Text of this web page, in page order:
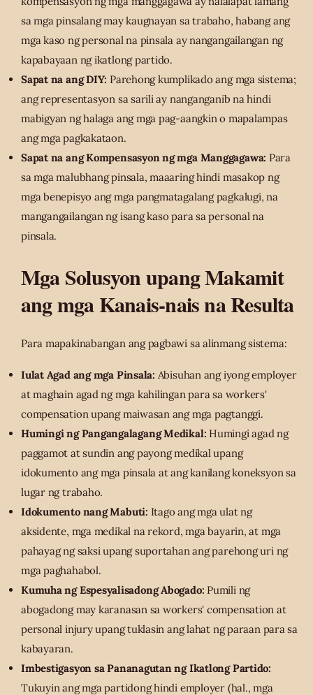
sa mga pinsalang may kaugnayan sa trabaho, habang ang
mga kaso ng personal na pinsala ay nangangailangan ng
kapabayaan ng ikatlong partido.
Sapat na ang DIY: Parehong kumplikado ang mga sistema;
ang representasyon sa sarili ay nanganganib na hindi
mabigyan ng halaga ang mga pag-aangkin o mapalampas
ang mga pagkakataon.
Sapat na ang Kompensasyon ng mga Manggagawa: Para
sa mga malubhang pinsala, maaaring hindi masakop ng
mga benepisyo ang mga pangmatagalang pagkalugi, na
mangangailangan ng isang kaso para sa personal na
pinsala.
Mga Solusyon upang Makamit
ang mga Kanais-nais na Resulta
Para mapakinabangan ang pagbawi sa alinmang sistema:
Iulat Agad ang mga Pinsala: Abisuhan ang iyong employer
at maghain agad ng mga kahilingan para sa workers'
compensation upang maiwasan ang mga pagtanggi.
Humingi ng Pangangalagang Medikal: Humingi agad ng
paggamot at sundin ang payong medikal upang
idokumento ang mga pinsala at ang kanilang koneksyon sa
lugar ng trabaho.
Idokumento nang Mabuti: Itago ang mga ulat ng
aksidente, mga medikal na rekord, mga bayarin, at mga
pahayag ng saksi upang suportahan ang parehong uri ng
mga paghahabol.
Kumuha ng Espesyalisadong Abogado: Pumili ng
abogadong may karanasan sa workers' compensation at
personal injury upang tuklasin ang lahat ng paraan para sa
kabayaran.
Imbestigasyon sa Pananagutan ng Ikatlong Partido:
Tukuyin ang mga partidong hindi employer (hal., mga